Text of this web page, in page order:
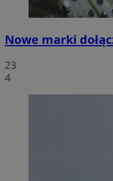
Nowe marki
23
4